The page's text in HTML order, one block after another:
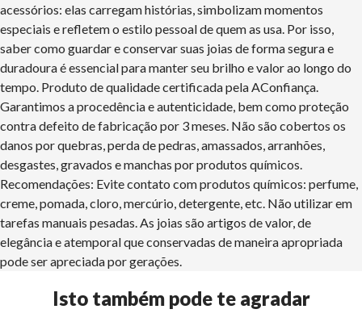
acessórios: elas carregam histórias, simbolizam momentos
especiais e refletem o estilo pessoal de quem as usa. Por isso,
saber como guardar e conservar suas joias de forma segura e
duradoura é essencial para manter seu brilho e valor ao longo do
tempo. Produto de qualidade certificada pela AConfiança.
Garantimos a procedência e autenticidade, bem como proteção
contra defeito de fabricação por 3 meses. Não são cobertos os
danos por quebras, perda de pedras, amassados, arranhões,
desgastes, gravados e manchas por produtos químicos.
Recomendações: Evite contato com produtos químicos: perfume,
creme, pomada, cloro, mercúrio, detergente, etc. Não utilizar em
tarefas manuais pesadas. As joias são artigos de valor, de
elegância e atemporal que conservadas de maneira apropriada
pode ser apreciada por gerações.
Isto também pode te agradar